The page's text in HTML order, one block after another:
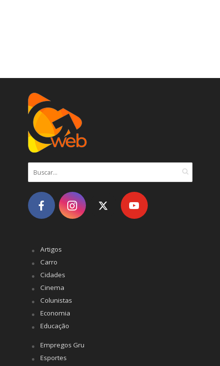
Artigos
Carro
Cidades
Cinema
Colunistas
Economia
Educação
Empregos Gru
Esportes